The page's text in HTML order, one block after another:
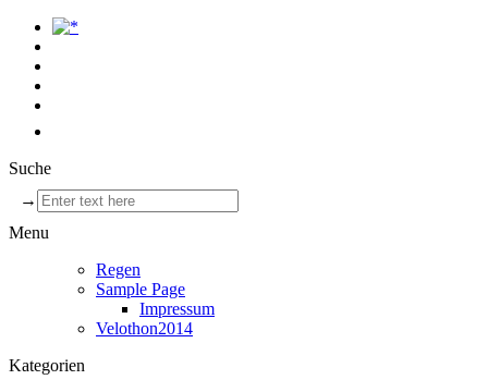
Suche
→
Menu
Regen
Sample Page
Impressum
Velothon2014
Kategorien